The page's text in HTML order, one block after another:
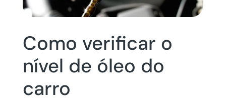
Como verificar o
nível de óleo do
carro